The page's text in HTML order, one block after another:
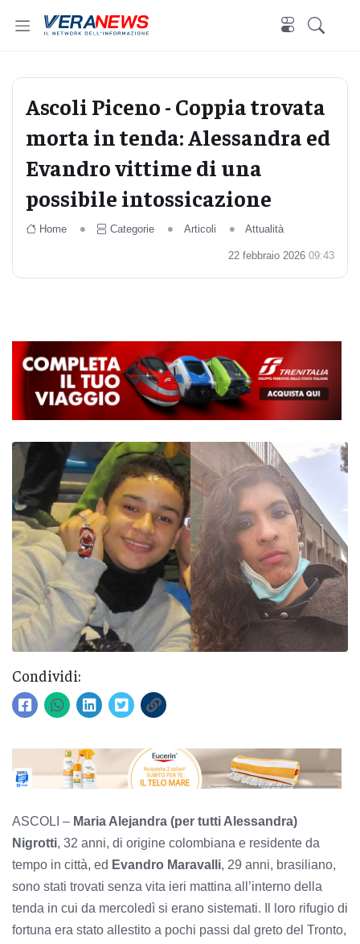
Ascoli Piceno - Coppia trovata
morta in tenda: Alessandra ed
Evandro vittime di una
possibile intossicazione
Home Categorie Articoli Attualità
22 febbraio 2026 09:43
Condividi:
ASCOLI – Maria Alejandra (per tutti Alessandra)
Nigrotti, 32 anni, di origine colombiana e residente da
tempo in città, ed Evandro Maravalli, 29 anni, brasiliano,
sono stati trovati senza vita ieri mattina all’interno della
tenda in cui da mercoledì si erano sistemati. Il loro rifugio di
fortuna era stato allestito a pochi passi dal greto del Tronto,